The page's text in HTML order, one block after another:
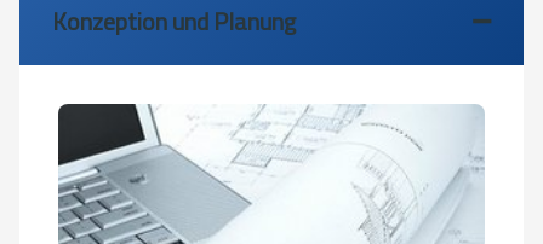
Konzeption und Planung